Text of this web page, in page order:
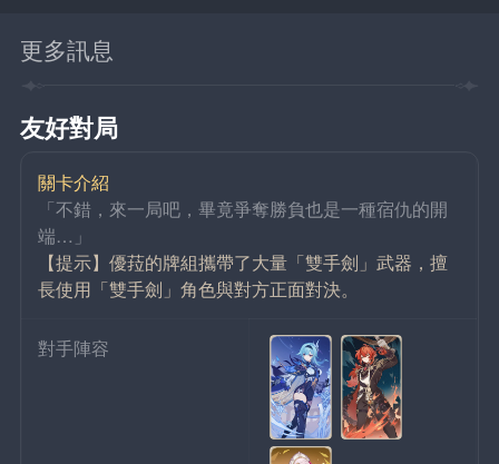
更多訊息
友好對局
關卡介紹
「不錯，來一局吧，畢竟爭奪勝負也是一種宿仇的開
端…」
【提示】優菈的牌組攜帶了大量「雙手劍」武器，擅
長使用「雙手劍」角色與對方正面對決。
對手陣容